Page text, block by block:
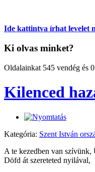
Ide kattintva írhat levelet
Ki olvas minket?
Oldalainkat 545 vendég és
Kilenced
Kategória: Szent István
A te kezedben van szívünk,
Döfd át szereteted nyilával,